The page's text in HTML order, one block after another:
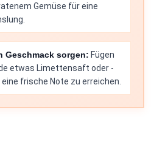
Gemüse für eine
Geschmack sorgen: Fügen
etwas Limettensaft oder -
frische Note zu erreichen.